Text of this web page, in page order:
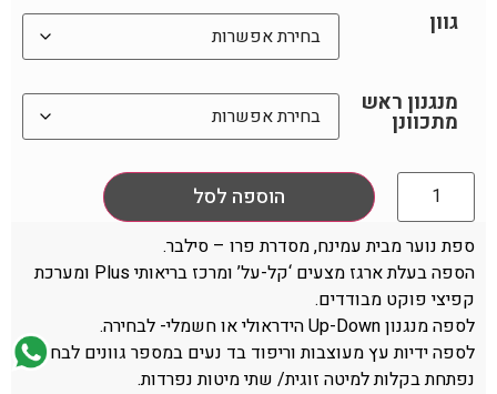
גוון
מנגנון ראש
מתכוונן
הוספה לסל
ספת נוער מבית עמינח, מסדרת פרו – סילבר.
הספה בעלת ארגז מצעים ‘קל-על’ ומרכז בריאותי Plus ומערכת
קפיצי פוקט מבודדים.
לספה מנגנון Up-Down הידראולי או חשמלי- לבחירה.
לספה ידיות עץ מעוצבות וריפוד בד נעים במספר גוונים לבחירה.
נפתחת בקלות למיטה זוגית/ שתי מיטות נפרדות.